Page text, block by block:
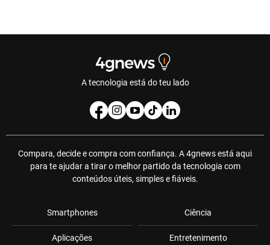
A tecnologia está do teu lado
Compara, decide e compra com confiança. A 4gnews está aqui
para te ajudar a tirar o melhor partido da tecnologia com
conteúdos úteis, simples e fiáveis.
Smartphones
Aplicações
Ciência
Entretenimento